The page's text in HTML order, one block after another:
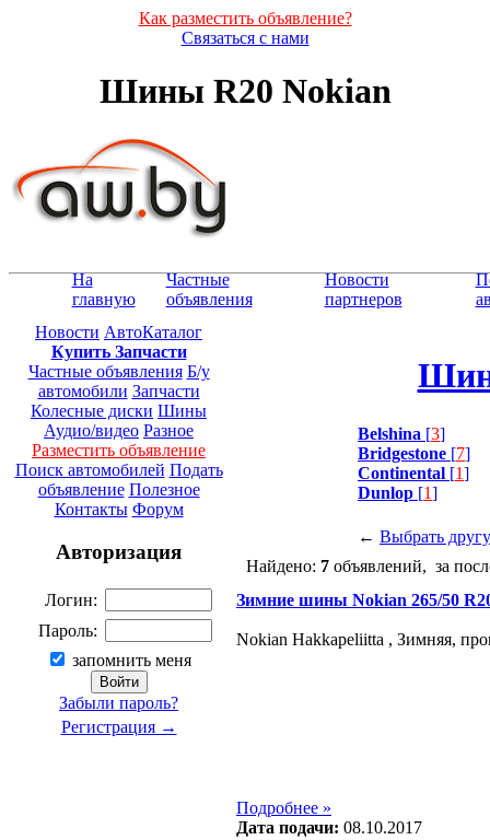
Как разместить объявление?
Связаться с нами
Шины R20 Nokian
На
главную
Частные
объявления
Новости
партнеров
Новости АвтоКаталог
Купить Запчасти
Частные объявления Б/у
автомобили Запчасти
Колесные диски Шины
Аудио/видео Разное
Разместить объявление
Поиск автомобилей Подать
объявление Полезное
Контакты Форум
Авторизация
Логин:
Пароль:
запомнить меня
Забыли пароль?
Регистрация →
Belshina [3]
Bridgestone [7]
Continental [1]
Dunlop [1]
← Выбрать
Найдено: 7объявлений, за
Зимние шины Nokian 265/50
Nokian Hakkapeliitta , Зимняя,
Подробнее »
Дата подачи: 08.10.2017